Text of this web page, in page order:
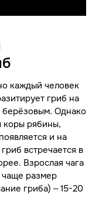
каждый человек
гриб на
берёзовым. Однако
коры рябины,
и на
встречается в
Взрослая чага
чаще размер
гриба) – 15-20